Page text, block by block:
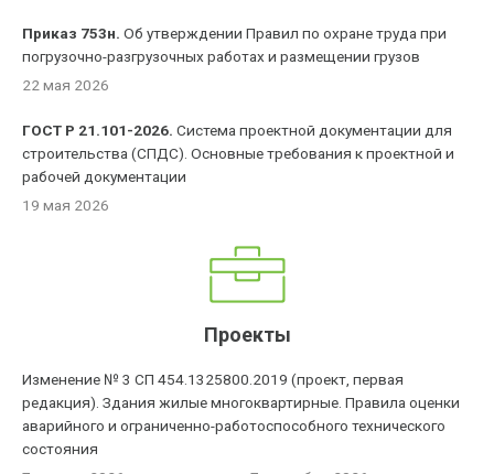
Приказ 753н. Об утверждении Правил по охране труда при
погрузочно-разгрузочных работах и размещении грузов
22 мая 2026
ГОСТ Р 21.101-2026. Система проектной документации для
строительства (СПДС). Основные требования к проектной и
рабочей документации
19 мая 2026
Проекты
Изменение № 3 СП 454.1325800.2019 (проект, первая
редакция). Здания жилые многоквартирные. Правила оценки
аварийного и ограниченно-работоспособного технического
состояния